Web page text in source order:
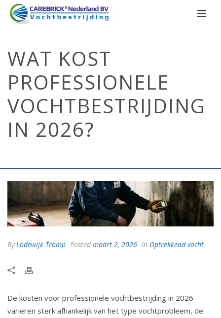
WAT KOST
PROFESSIONELE
VOCHTBESTRIJDING
IN 2026?
ByLodewijk Tromp Posted maart 2, 2026 In Optrekkend vocht
De kosten voor professionele vochtbestrijding in 2026
variëren sterk afhankelijk van het type vochtprobleem, de